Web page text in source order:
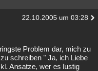
22.10.2005 um 03:28
Problem dar, mich zu
schreiben " Ja, ich Liebe
Ansatze, wer es lustig